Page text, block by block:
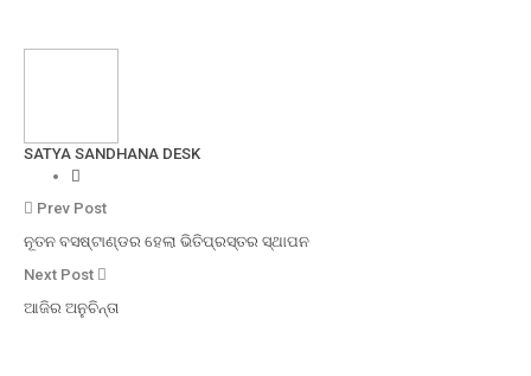
SATYA SANDHANA DESK
Prev Post
ନୂତନ ବସଷ୍ଟାଣ୍ଡର ହେଲା ଭିତିପ୍ରସ୍ତର ସ୍ଥାପନ
Next Post
ଆଜିର ଅନୁଚିନ୍ତା